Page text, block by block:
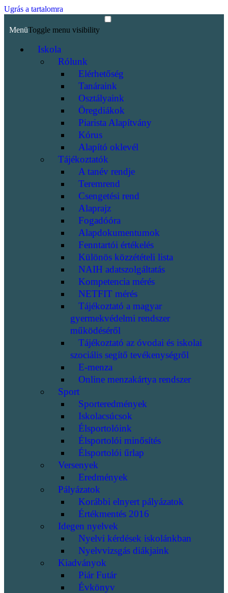
Ugrás a tartalomra
MenüToggle menu visibility
Iskola
Rólunk
Elérhetőség
Tanáraink
Osztályaink
Öregdiákok
Piarista Alapítvány
Kórus
Alapító oklevél
Tájékoztatók
A tanév rendje
Teremrend
Csengetési rend
Alaprajz
Fogadóóra
Alapdokumentumok
Fenntartói értékelés
Különös közzétételi lista
NAIH adatszolgáltatás
Kompetencia mérés
NETFIT mérés
Tájékoztató a magyar
gyermekvédelmi rendszer
működéséről
Tájékoztató az óvodai és iskolai
szociális segítő tevékenységről
E-menza
Online menzakártya rendszer
Sport
Sporteredmények
Iskolacsúcsok
Élsportolóink
Élsportolói minősítés
Élsportolói űrlap
Versenyek
Eredmények
Pályázatok
Korábbi elnyert pályázatok
Értékmentés 2016
Idegen nyelvek
Nyelvi kérdések iskolánkban
Nyelvvizsgás diákjaink
Kiadványok
Piár Futár
Évkönyv